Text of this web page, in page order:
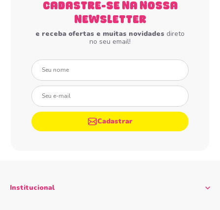
CADASTRE-SE NA NOSSA
NEWSLETTER
e receba ofertas e muitas novidades direto
no seu email!
Seu nome
Seu e-mail
Cadastrar
Institucional